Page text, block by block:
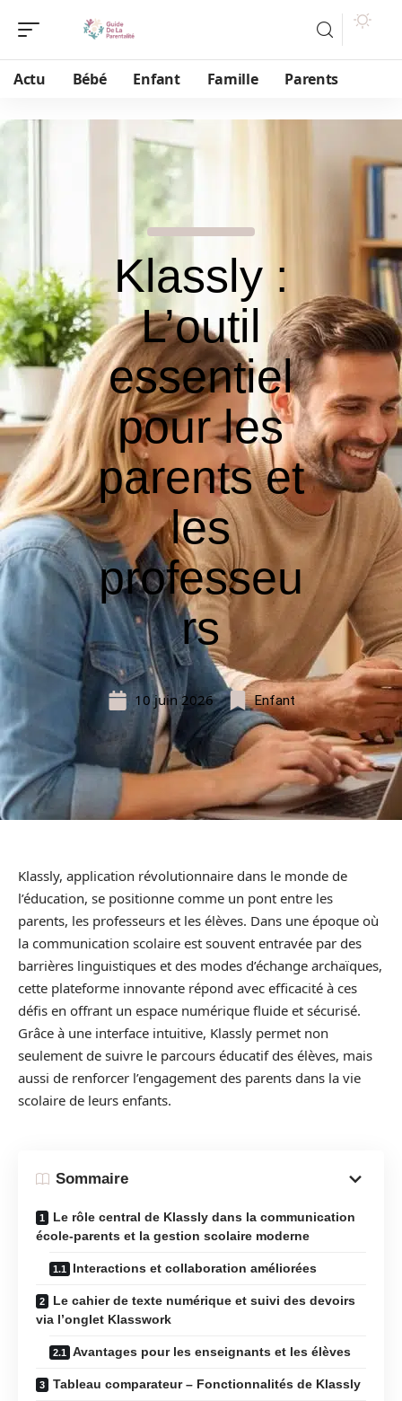
Actu Bébé Enfant Famille Parents
Klassly :
L’outil
essentiel
pour les
parents et
les
professeu
rs
10 juin 2026 Enfant
Klassly, application révolutionnaire dans le monde de
l’éducation, se positionne comme un pont entre les
parents, les professeurs et les élèves. Dans une époque où
la communication scolaire est souvent entravée par des
barrières linguistiques et des modes d’échange archaïques,
cette plateforme innovante répond avec efficacité à ces
défis en offrant un espace numérique fluide et sécurisé.
Grâce à une interface intuitive, Klassly permet non
seulement de suivre le parcours éducatif des élèves, mais
aussi de renforcer l’engagement des parents dans la vie
scolaire de leurs enfants.
Sommaire
Le rôle central de Klassly dans la communication
école-parents et la gestion scolaire moderne
Interactions et collaboration améliorées
Le cahier de texte numérique et suivi des devoirs
via l’onglet Klasswork
Avantages pour les enseignants et les élèves
Tableau comparateur – Fonctionnalités de Klassly